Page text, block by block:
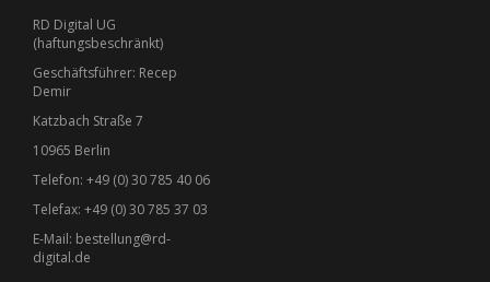
RD Digital UG
(haftungsbeschränkt)
Geschäftsführer: Recep
Demir
Katzbach Straße 7
10965 Berlin
Telefon: +49 (0) 30 785 40 06
Telefax: +49 (0) 30 785 37 03
E-Mail: bestellung@rd-
digital.de